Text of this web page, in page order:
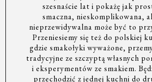
szesnaście lat i pokażę jak
smaczna, nieskomplikowana,
nieprzewidywalna może być to
Przeniesiemy się też do polskiej
gdzie smakołyki wyważone,
tradycyjne ze szczyptą własnych
i eksperymentów ze smakiem.
przechodzić z jednej kuchni do